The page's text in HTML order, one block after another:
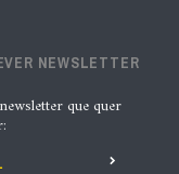
NEWSLETTER
que quer